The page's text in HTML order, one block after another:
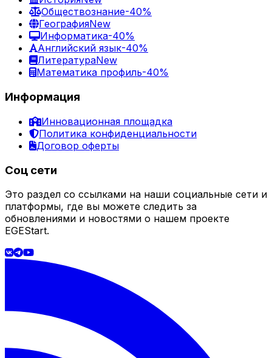
Обществознание-40%
ГеографияNew
Информатика-40%
Английский язык-40%
ЛитератураNew
Математика профиль-40%
Информация
Инновационная площадка
Политика конфиденциальности
Договор оферты
Соц сети
Это раздел со ссылками на наши социальные сети и
платформы, где вы можете следить за
обновлениями и новостями о нашем проекте
EGEStart.